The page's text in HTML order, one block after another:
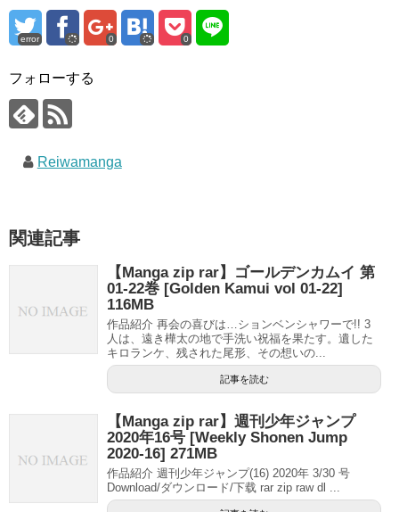
error 0 0
フォローする
Reiwamanga
関連記事
【Manga zip rar】ゴールデンカムイ 第
01-22巻 [Golden Kamui vol 01-22]
116MB
作品紹介 再会の喜びは…ションベンシャワーで!! 3
人は、遠き樺太の地で手洗い祝福を果たす。遺した
キロランケ、残された尾形、その想いの...
記事を読む
【Manga zip rar】週刊少年ジャンプ
2020年16号 [Weekly Shonen Jump
2020-16] 271MB
作品紹介 週刊少年ジャンプ(16) 2020年 3/30 号
Download/ダウンロード/下载 rar zip raw dl ...